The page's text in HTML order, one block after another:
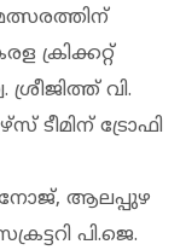
ക്രിക്കറ്റ്
വി.
ടീമിന് ട്രോഫി
ആലപ്പുഴ
പി.ജെ.